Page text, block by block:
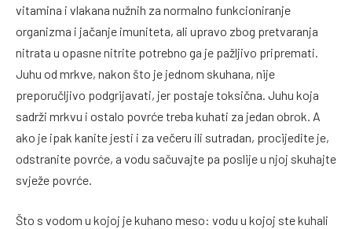
vitamina i vlakana nužnih za normalno funkcioniranje
organizma i jačanje imuniteta, ali upravo zbog pretvaranja
nitrata u opasne nitrite potrebno ga je pažljivo pripremati.
Juhu od mrkve, nakon što je jednom skuhana, nije
preporučljivo podgrijavati, jer postaje toksična. Juhu koja
sadrži mrkvu i ostalo povrće treba kuhati za jedan obrok. A
ako je ipak kanite jesti i za večeru ili sutradan, procijedite je,
odstranite povrće, a vodu sačuvajte pa poslije u njoj skuhajte
svježe povrće.
Što s vodom u kojoj je kuhano meso: vodu u kojoj ste kuhali